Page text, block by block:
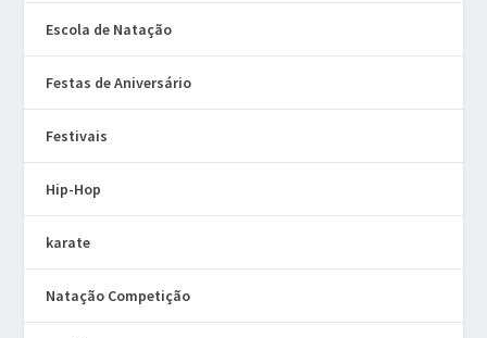
Escola de Natação
Festas de Aniversário
Festivais
Hip-Hop
karate
Natação Competição